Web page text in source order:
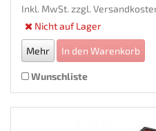
Inkl. MwSt. zzgl.
Nicht auf Lager
Mehr In den Warenkorb
Wunschliste